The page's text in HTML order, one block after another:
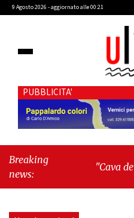
9 Agosto 2026 - aggiornato alle 00:21
PUBBLICITA'
Breaking
news:
"Cava de’
seduta